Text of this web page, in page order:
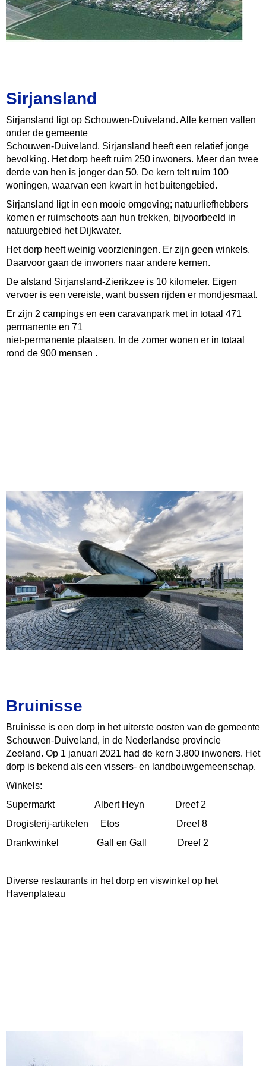
Sirjansland
Sirjansland ligt op Schouwen-Duiveland. Alle kernen vallen
onder de gemeente
Schouwen-Duiveland. Sirjansland heeft een relatief jonge
bevolking. Het dorp heeft ruim 250 inwoners. Meer dan twee
derde van hen is jonger dan 50. De kern telt ruim 100
woningen, waarvan een kwart in het buitengebied.
Sirjansland ligt in een mooie omgeving; natuurliefhebbers
komen er ruimschoots aan hun trekken, bijvoorbeeld in
natuurgebied het Dijkwater.
Het dorp heeft weinig voorzieningen. Er zijn geen winkels.
Daarvoor gaan de inwoners naar andere kernen.
De afstand Sirjansland-Zierikzee is 10 kilometer. Eigen
vervoer is een vereiste, want bussen rijden er mondjesmaat.
Er zijn 2 campings en een caravanpark met in totaal 471
permanente en 71
niet-permanente plaatsen. In de zomer wonen er in totaal
rond de 900 mensen .
Bruinisse
Bruinisse is een dorp in het uiterste oosten van de gemeente
Schouwen-Duiveland, in de Nederlandse provincie
Zeeland. Op 1 januari 2021 had de kern 3.800 inwoners. Het
dorp is bekend als een vissers- en landbouwgemeenschap.
Winkels:
Supermarkt Albert Heyn Dreef 2
Drogisterij-artikelen Etos Dreef 8
Drankwinkel Gall en Gall Dreef 2
Diverse restaurants in het dorp en viswinkel op het
Havenplateau